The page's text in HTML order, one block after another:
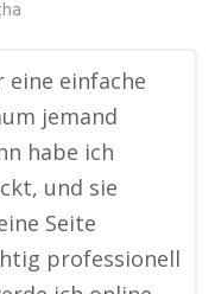
eine einfache
jemand
habe ich
und sie
Seite
professionell